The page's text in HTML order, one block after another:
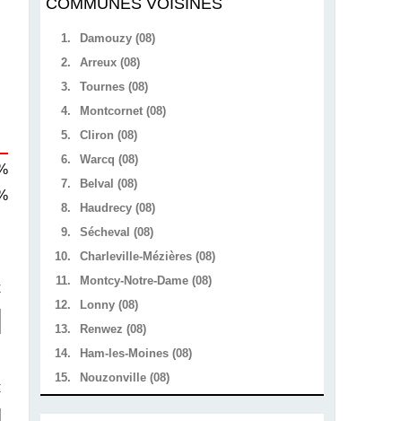
1.
Damouzy (08)
2.
Arreux (08)
3.
Tournes (08)
4.
Montcornet (08)
5.
Cliron (08)
6.
Warcq (08)
7.
Belval (08)
8.
Haudrecy (08)
9.
Sécheval (08)
10.
Charleville-Mézières (08)
11.
Montcy-Notre-Dame (08)
12.
Lonny (08)
13.
Renwez (08)
14.
Ham-les-Moines (08)
15.
Nouzonville (08)